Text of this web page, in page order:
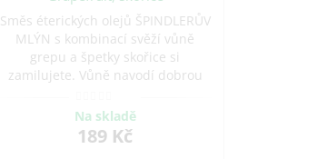
Směs éterických olejů ŠPINDLERŮV
MLÝN s kombinací svěží vůně
grepu a špetky skořice si
zamilujete. Vůně navodí dobrou
osvěžuje vzduch, působí proti
komárům a mouchám. Grep přináší
jiskřivou radost a povzbuzuje mysl.
Na skladě
189 Kč